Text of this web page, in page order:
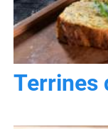
Terrines